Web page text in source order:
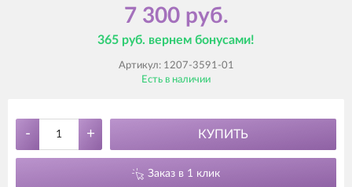
7 300 руб.
365 руб. вернем бонусами!
Артикул: 1207-3591-01
Есть в наличии
- + КУПИТЬ
Заказ в 1 клик